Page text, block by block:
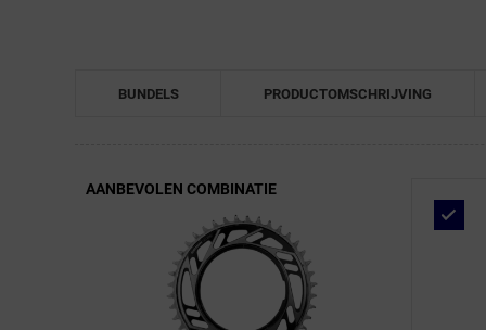
BUNDELS PRODUCTOMSCHRIJVING
AANBEVOLEN COMBINATIE